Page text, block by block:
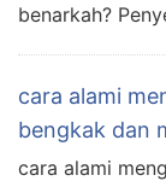
benarkah?
cara alami
bengkak dan
cara alami